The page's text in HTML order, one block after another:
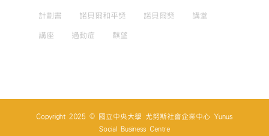
計劃書 諾貝爾和平獎 諾貝爾獎 講堂
講座 過動症 麒望
Copyright 2025 © 國立中央大學 尤努斯社會企業中心 Yunus
Social Business Centre